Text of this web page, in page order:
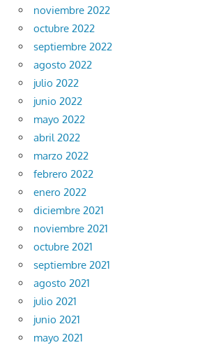
noviembre 2022
octubre 2022
septiembre 2022
agosto 2022
julio 2022
junio 2022
mayo 2022
abril 2022
marzo 2022
febrero 2022
enero 2022
diciembre 2021
noviembre 2021
octubre 2021
septiembre 2021
agosto 2021
julio 2021
junio 2021
mayo 2021